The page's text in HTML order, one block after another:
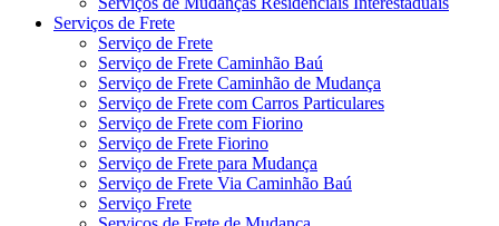
Serviços de Frete
Serviço de Frete
Serviço de Frete Caminhão Baú
Serviço de Frete Caminhão de Mudança
Serviço de Frete com Carros Particulares
Serviço de Frete com Fiorino
Serviço de Frete Fiorino
Serviço de Frete para Mudança
Serviço de Frete Via Caminhão Baú
Serviço Frete